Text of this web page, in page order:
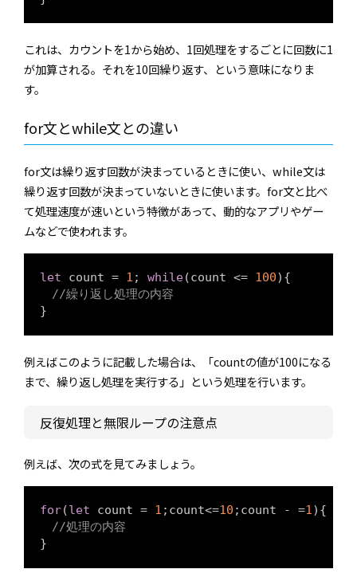
これは、カウントを1から始め、1回処理をするごとに回数に1
が加算される。それを10回繰り返す、という意味になりま
す。
for文とwhile文との違い
for文は繰り返す回数が決まっているときに使い、while文は
繰り返す回数が決まっていないときに使います。for文と比べ
て処理速度が速いという特徴があって、動的なアプリやゲー
ムなどで使われます。
let count = 1 ; while(count <= 100){
//繰り返し処理の内容
}
例えばこのように記載した場合は、「countの値が100になる
まで、繰り返し処理を実行する」という処理を行います。
反復処理と無限ループの注意点
例えば、次の式を見てみましょう。
for(let count = 1 ;count<=10 ;count - =1){
//処理の内容